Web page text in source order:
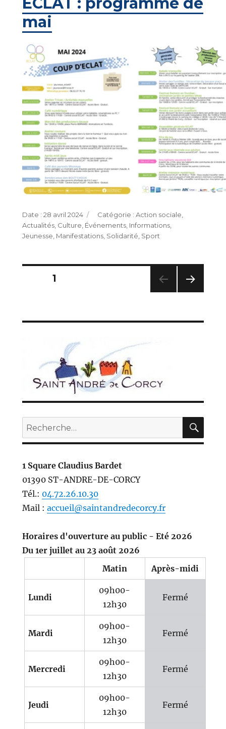
mai
Publié
le
28 avril 2024 Catégories
Action sociale
Actualités, Culture Événements, Informations,
Jeunesse Manifestations, Solidarité Sport
Pagination
publications
PAGE1
ANT
Recherche
pour :
1 Square Claudius Bardet
01390 ST-ANDRE-DE-CORCY
Tél.: 04.72.26.10.30
Mail : accueil@saintandredecorcy.fr
Horaires d'ouverture au public - Eté 2026
Du 1er juillet au 23 août 2026
Matin
Après-midi
Lundi
09h00-
12h30
Fermé
Mardi
09h00-
12h30
Fermé
Mercredi
09h00-
12h30
Fermé
Jeudi
09h00-
12h30
Fermé